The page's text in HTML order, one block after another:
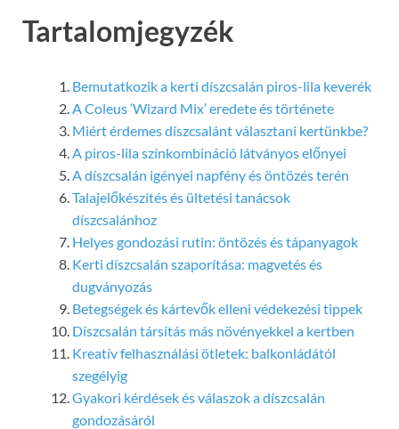
Tartalomjegyzék
Bemutatkozik a kerti díszcsalán piros-lila keverék
A Coleus ‘Wizard Mix’ eredete és története
Miért érdemes díszcsalánt választani kertünkbe?
A piros-lila színkombináció látványos előnyei
A díszcsalán igényei napfény és öntözés terén
Talajelőkészítés és ültetési tanácsok
díszcsalánhoz
Helyes gondozási rutin: öntözés és tápanyagok
Kerti díszcsalán szaporítása: magvetés és
dugványozás
Betegségek és kártevők elleni védekezési tippek
Díszcsalán társítás más növényekkel a kertben
Kreatív felhasználási ötletek: balkonládától
szegélyig
Gyakori kérdések és válaszok a díszcsalán
gondozásáról